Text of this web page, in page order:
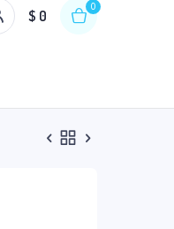
$ 0
0